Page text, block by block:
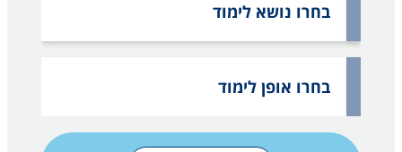
בחרו נושא לימוד
בחרו אופן לימוד